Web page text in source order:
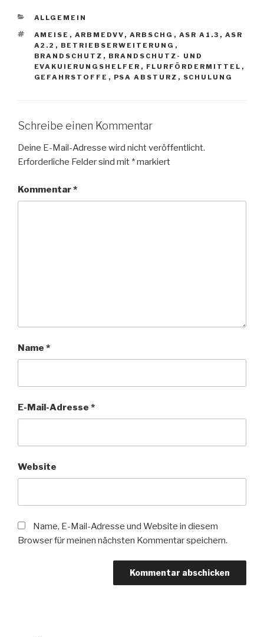
KATEGORIEN
ALLGEMEIN
SCHLAGWÖRTER
AMEISE , ARBMEDVV , ARBSCHG , ASR A1.3 , ASR
A2.2 , BETRIEBSERWEITERUNG ,
BRANDSCHUTZ , BRANDSCHUTZ- UND
EVAKUIERUNGSHELFER , FLURFÖRDERMITTEL ,
GEFAHRSTOFFE , PSA ABSTURZ , SCHULUNG
Schreibe einen Kommentar
Deine E-Mail-Adresse wird nicht veröffentlicht.
Erforderliche Felder sind mit *markiert
Kommentar*
Name *
E-Mail-Adresse *
Website
Name, E-Mail-Adresse und Website in diesem
Browser für meinen nächsten Kommentar speichern.